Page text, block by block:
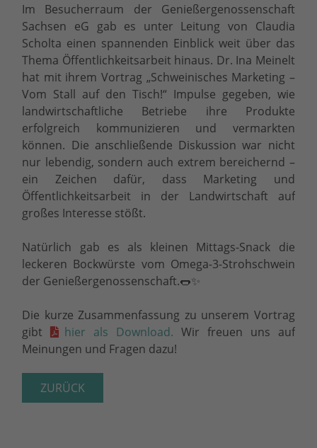
Im Besucherraum der Genießergenossenschaft
Sachsen eG gab es unter Leitung von Claudia
Scholta einen spannenden Einblick weit über das
Thema Öffentlichkeitsarbeit hinaus. Dr. Ina Meinelt
hat mit ihrem Vortrag „Schweinisches Marketing –
Vom Stall auf den Tisch!“ Impulse gegeben, wie
landwirtschaftliche Betriebe ihre Produkte
erfolgreich kommunizieren und vermarkten
können. Die anschließende Diskussion war nicht
nur lebendig, sondern auch extrem bereichernd –
ein Zeichen dafür, dass Marketing und
Öffentlichkeitsarbeit in der Landwirtschaft auf
großes Interesse stößt.
Natürlich gab es als kleinen Mittags-Snack die
leckeren Bockwürste vom Omega-3-Strohschwein
der Genießergenossenschaft.🌭✨
Die kurze Zusammenfassung zu unserem Vortrag
gibt
hier als Download. Wir freuen uns auf
Meinungen und Fragen dazu!
ZURÜCK